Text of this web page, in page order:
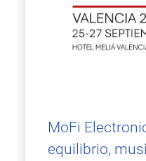
MoFi
equilibrio,